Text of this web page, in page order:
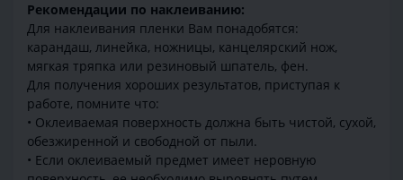
Рекомендации по наклеиванию:
Для наклеивания пленки Вам понадобятся:
карандаш, линейка, ножницы, канцелярский нож,
мягкая тряпка или резиновый шпатель, фен.
Для получения хороших результатов, приступая к
работе, помните что:
• Оклеиваемая поверхность должна быть чистой, сухой,
обезжиренной и свободной от пыли.
• Если оклеиваемый предмет имеет неровную